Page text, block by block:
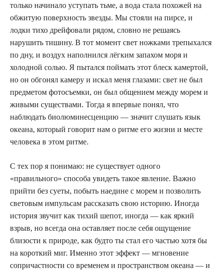
только начинало уступать тьме, а вода стала похожей на
обжитую поверхность звезды. Мы стояли на пирсе, и
лодки тихо дрейфовали рядом, словно не решаясь
нарушить тишину. В тот момент свет ножками трепыхался
по дну, и воздух наполнился лёгким запахом моря и
холодной солью. Я пытался поймать этот блеск камертой,
но он обгонял камеру и искал меня глазами: свет не был
предметом фотосъемки, он был общением между морем и
живыми существами. Тогда я впервые понял, что
наблюдать биолюминесценцию — значит слушать язык
океана, который говорит нам о ритме его жизни и месте
человека в этом ритме.
С тех пор я понимаю: не существует одного
«правильного» способа увидеть такое явление. Важно
прийти без суеты, побыть наедине с морем и позволить
световым импульсам рассказать свою историю. Иногда
история звучит как тихий шепот, иногда — как яркий
взрыв, но всегда она оставляет после себя ощущение
близости к природе, как будто ты стал его частью хотя бы
на короткий миг. Именно этот эффект — мгновение
сопричастности со временем и пространством океана — и